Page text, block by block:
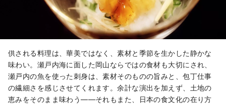
供される料理は、華美ではなく、素材と季節を生かした静かな
味わい。瀬戸内海に面した岡山ならではの食材も大切にされ、
瀬戸内の魚を使った刺身は、素材そのものの旨みと、包丁仕事
の繊細さを感じさせてくれます。余計な演出を加えず、土地の
恵みをそのまま味わう——それもまた、日本の食文化の在り方